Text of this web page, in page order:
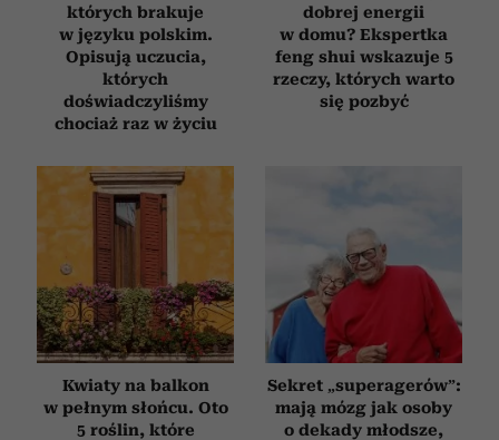
których brakuje
w języku polskim.
Opisują uczucia,
których
doświadczyliśmy
chociaż raz w życiu
dobrej energii
w domu? Ekspertka
feng shui wskazuje 5
rzeczy, których warto
się pozbyć
Kwiaty na balkon
w pełnym słońcu. Oto
5 roślin, które
Sekret „superagerów”:
mają mózg jak osoby
o dekady młodsze,